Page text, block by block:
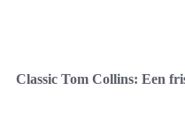
Classic Tom Collins: Een